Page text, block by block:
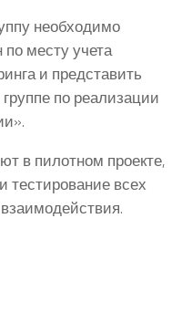
необходимо
по месту учета
и представить
по реализации
в пилотном проекте,
всех